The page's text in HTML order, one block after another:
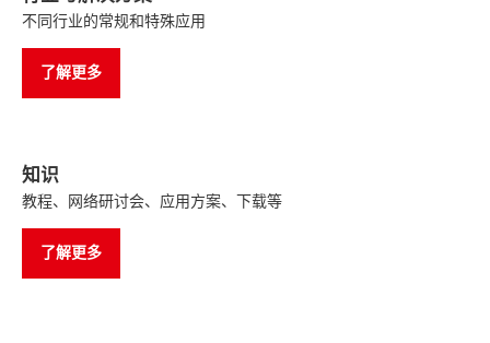
不同行业的常规和特殊应用
了解更多
知识
教程、网络研讨会、应用方案、下载等
了解更多